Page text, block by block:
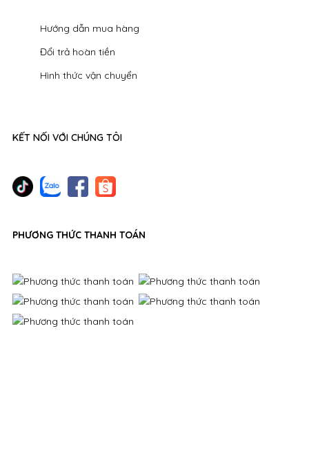
Hướng dẫn mua hàng
Đổi trả hoàn tiền
Hình thức vận chuyển
KẾT NỐI VỚI CHÚNG TÔI
PHƯƠNG THỨC THANH TOÁN